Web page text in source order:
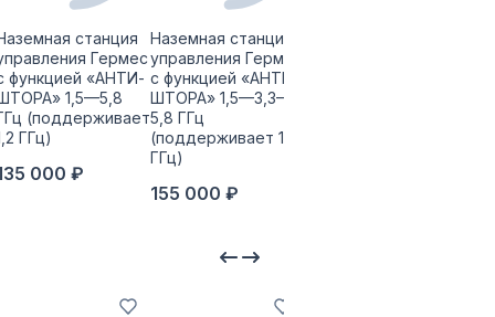
станция
Гермес
функцией «АНТИ-
1,5—5,8
(поддерживает
ГГц)
000 ₽
Наземная станция
управления Гермес
с функцией «АНТИ-
ШТОРА» 1,5—3,3—
5,8 ГГц
(поддерживает 1,2
ГГц)
155 000 ₽